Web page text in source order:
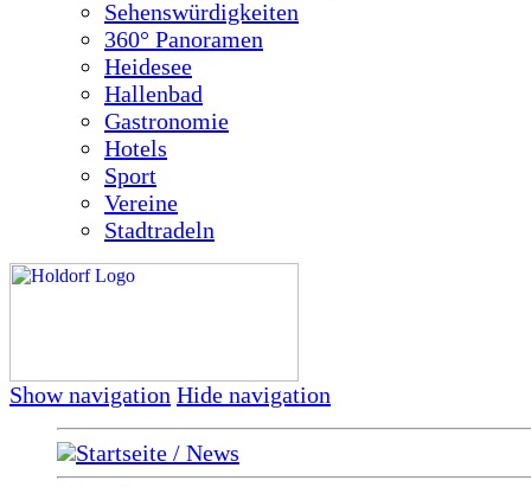
Sehenswürdigkeiten
360° Panoramen
Heidesee
Hallenbad
Gastronomie
Hotels
Sport
Vereine
Stadtradeln
Show navigation Hide navigation
Startseite / News